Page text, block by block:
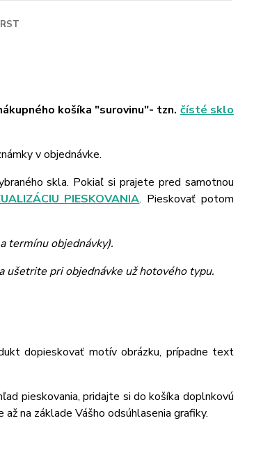
košíka "surovinu"- tzn. čísté sklo
v objednávke.
skla. Pokiaľ si prajete pred samotnou
PIESKOVANIA. Pieskovať potom
termínu objednávky).
ušetrite pri objednávke už hotového typu.
dopieskovať motív obrázku, prípadne text
pieskovania, pridajte si do košíka doplnkovú
na základe Vášho odsúhlasenia grafiky.